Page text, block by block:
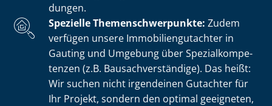
dun­gen.
Spezielle The­men­schwer­punk­te: Zudem
verfügen unsere Im­mo­bi­li­en­gut­ach­ter in
Gauting und Umgebung über Spe­zi­al­kom­pe­
ten­zen (z.B. Bau­sach­ver­stän­di­ge). Das heißt:
Wir suchen nicht irgendeinen Gutachter für
Ihr Projekt, sondern den optimal geeigneten,